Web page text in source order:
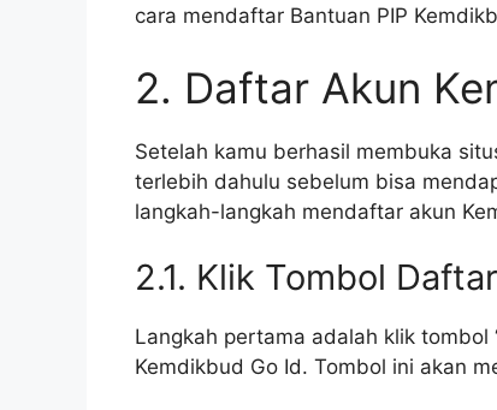
cara mendaftar Bantuan PIP
2. Daftar Akun
Setelah kamu berhasil membuka
terlebih dahulu sebelum bisa
langkah-langkah mendaftar akun
2.1. Klik Tombol Daftar
Langkah pertama adalah klik tombol
Kemdikbud Go Id. Tombol ini akan